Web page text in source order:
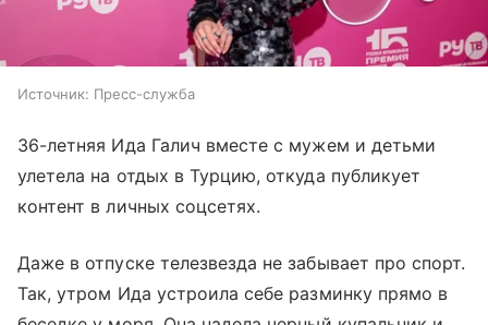
Источник: Пресс-служба
36-летняя Ида Галич вместе с мужем и детьми
улетела на отдых в Турцию, откуда публикует
контент в личных соцсетях.
Даже в отпуске телезвезда не забывает про спорт.
Так, утром Ида устроила себе разминку прямо в